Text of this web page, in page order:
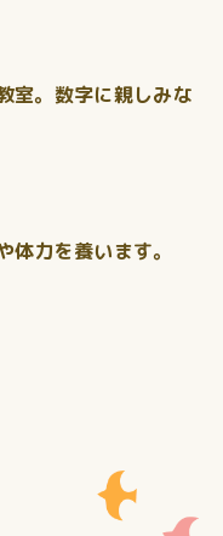
室。数字に親しみな
力を養います。